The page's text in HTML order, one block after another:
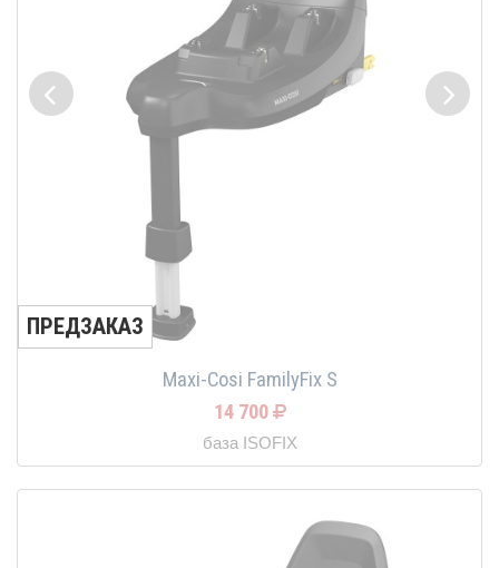
ПРЕДЗАКАЗ
Maxi-Cosi FamilyFix S
14 700
база ISOFIX